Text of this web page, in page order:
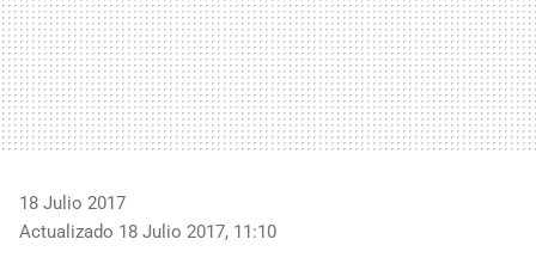
18 Julio 2017
Actualizado 18 Julio 2017, 11:10